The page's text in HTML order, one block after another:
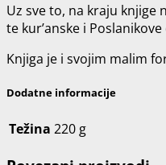
Uz sve to, na kraju
te kur’anske i
Knjiga je i svojim malim
Dodatne informacije
Težina 220 g